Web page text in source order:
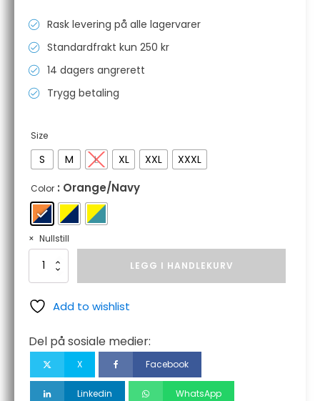
Rask levering på alle lagervarer
Standardfrakt kun 250 kr
14 dagers angrerett
Trygg betaling
Size
S M L XL XXL XXXL
Color : Orange/Navy
Nullstill
Polybomull
Shorts
LEGG I HANDLEKURV
Add to wishlist
Del på sosiale medier:
X Facebook
Linkedin WhatsApp